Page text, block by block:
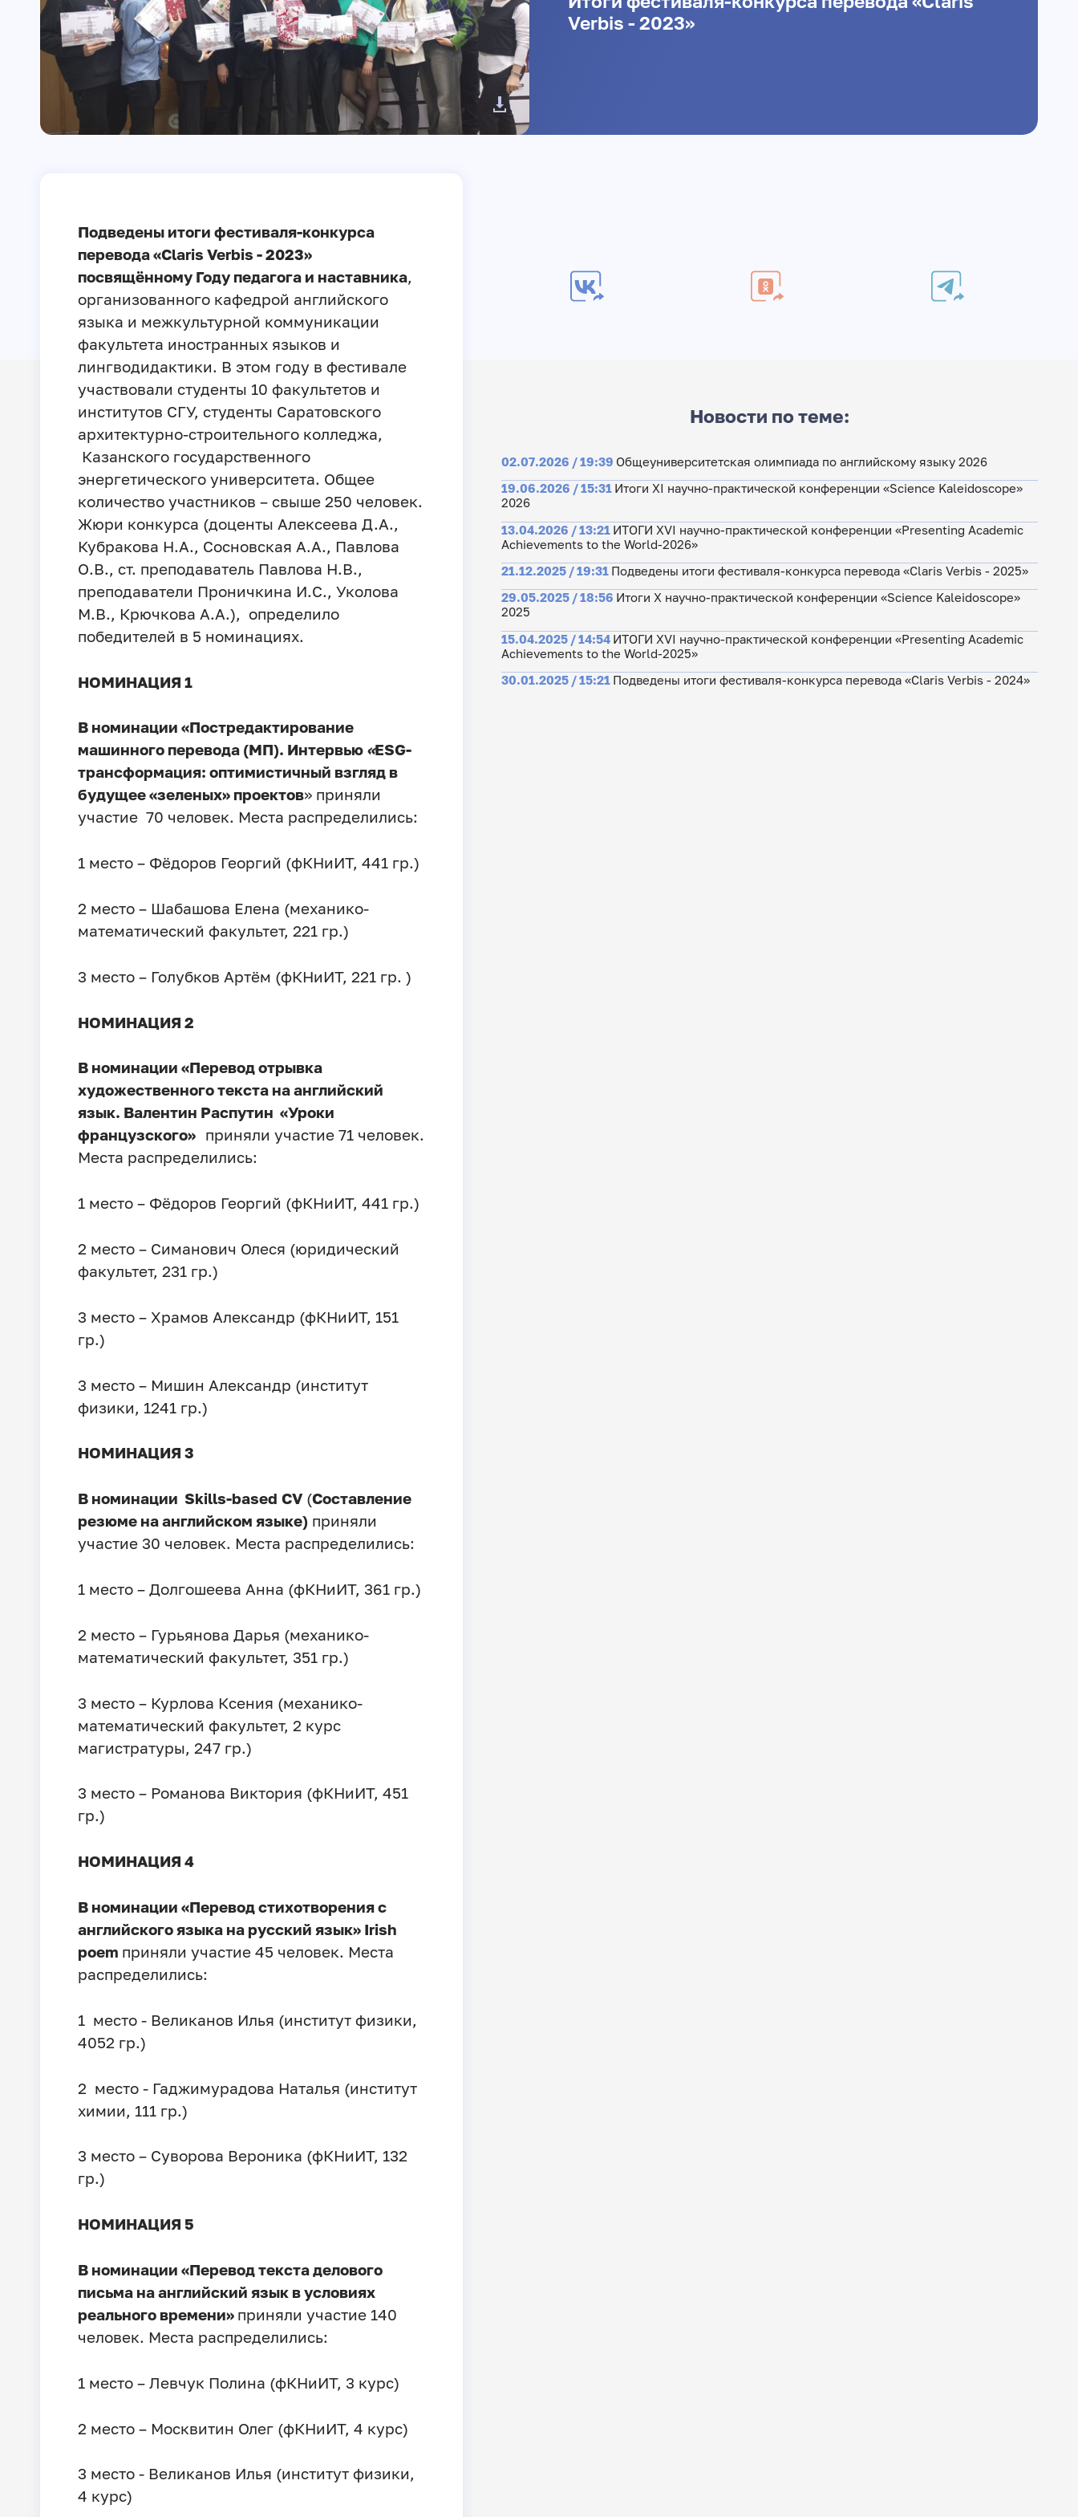
Verbis - 2023»
Подведены итоги фестиваля-конкурса
перевода «Claris Verbis - 2023»
посвящённому Году педагога и наставника,
организованного кафедрой английского
языка и межкультурной коммуникации
факультета иностранных языков и
лингводидактики. В этом году в фестивале
участвовали студенты 10 факультетов и
институтов СГУ, студенты Саратовского
архитектурно-строительного колледжа,
Казанского государственного
энергетического университета. Общее
количество участников – свыше 250 человек.
Жюри конкурса (доценты Алексеева Д.А.,
Кубракова Н.А., Сосновская А.А., Павлова
О.В., ст. преподаватель Павлова Н.В.,
преподаватели Проничкина И.С., Уколова
М.В., Крючкова А.А.), определило
победителей в 5 номинациях.
НОМИНАЦИЯ 1
В номинации «Постредактирование
машинного перевода (МП). Интервью «ESG-
трансформация: оптимистичный взгляд в
будущее «зеленых» проектов» приняли
участие 70 человек. Места распределились:
1 место – Фёдоров Георгий (фКНиИТ, 441 гр.)
2 место – Шабашова Елена (механико-
математический факультет, 221 гр.)
3 место – Голубков Артём (фКНиИТ, 221 гр. )
НОМИНАЦИЯ 2
В номинации «Перевод отрывка
художественного текста на английский
язык. Валентин Распутин «Уроки
французского» приняли участие 71 человек.
Места распределились:
1 место – Фёдоров Георгий (фКНиИТ, 441 гр.)
2 место – Симанович Олеся (юридический
факультет, 231 гр.)
3 место – Храмов Александр (фКНиИТ, 151
гр.)
3 место – Мишин Александр (институт
физики, 1241 гр.)
НОМИНАЦИЯ 3
В номинации Skills-based CV(Составление
резюме на английском языке) приняли
участие 30 человек. Места распределились:
1 место – Долгошеева Анна (фКНиИТ, 361 гр.)
2 место – Гурьянова Дарья (механико-
математический факультет, 351 гр.)
3 место – Курлова Ксения (механико-
математический факультет, 2 курс
магистратуры, 247 гр.)
3 место – Романова Виктория (фКНиИТ, 451
гр.)
НОМИНАЦИЯ 4
В номинации «Перевод стихотворения с
английского языка на русский язык» Irish
poem приняли участие 45 человек. Места
распределились:
1 место - Великанов Илья (институт физики,
4052 гр.)
2 место - Гаджимурадова Наталья (институт
химии, 111 гр.)
3 место – Суворова Вероника (фКНиИТ, 132
гр.)
НОМИНАЦИЯ 5
В номинации «Перевод текста делового
письма на английский язык в условиях
реального времени» приняли участие 140
человек. Места распределились:
1 место – Левчук Полина (фКНиИТ, 3 курс)
2 место – Москвитин Олег (фКНиИТ, 4 курс)
3 место - Великанов Илья (институт физики,
4 курс)
Новости по теме:
02.07.2026 / 19:39 Общеуниверситетская олимпиада по английскому языку 2026
19.06.2026 / 15:31 Итоги XI научно-практической конференции «Science Kaleidoscope»
2026
13.04.2026 / 13:21 ИТОГИ XVI научно-практической конференции «Presenting Academic
Achievements to the World-2026»
21.12.2025 / 19:31 Подведены итоги фестиваля-конкурса перевода «Claris Verbis - 2025»
29.05.2025 / 18:56 Итоги X научно-практической конференции «Science Kaleidoscope»
2025
15.04.2025 / 14:54 ИТОГИ XVI научно-практической конференции «Presenting Academic
Achievements to the World-2025»
30.01.2025 / 15:21 Подведены итоги фестиваля-конкурса перевода «Claris Verbis - 2024»